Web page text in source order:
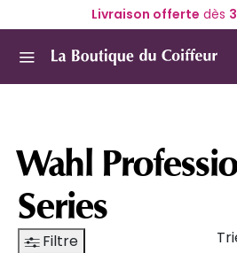
Livraison offerte dès
Wahl
Series
Filtre